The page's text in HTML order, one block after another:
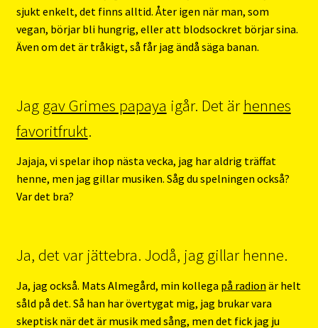
sjukt enkelt, det finns alltid. Åter igen när man, som
vegan, börjar bli hungrig, eller att blodsockret börjar sina.
Även om det är tråkigt, så får jag ändå säga banan.
Jag gav Grimes papaya igår. Det ärhennes
favoritfrukt.
Jajaja, vi spelar ihop nästa vecka, jag har aldrig träffat
henne, men jag gillar musiken. Såg du spelningen också?
Var det bra?
Ja, det var jättebra. Jodå, jag gillar henne.
Ja, jag också. Mats Almegård, min kollega på radion är helt
såld på det. Så han har övertygat mig, jag brukar vara
skeptisk när det är musik med sång, men det fick jag ju